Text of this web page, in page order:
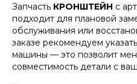
Запчасть КРОНШТЕЙН с
подходит для плановой
обслуживания или
заказе рекомендуем
машины — это позволит
совместимость детали с